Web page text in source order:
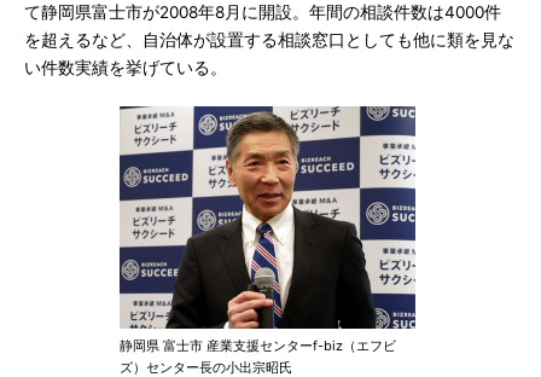
て静岡県富士市が2008年8月に開設。年間の相談件数は4000件
を超えるなど、自治体が設置する相談窓口としても他に類を見な
い件数実績を挙げている。
静岡県 富士市 産業支援センターf-biz（エフビ
ズ）センター長の小出宗昭氏